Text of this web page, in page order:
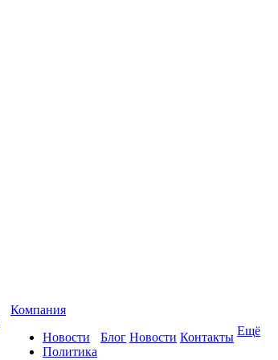
Компания
Новости
Политика
Блог Новости Контакты Ещё